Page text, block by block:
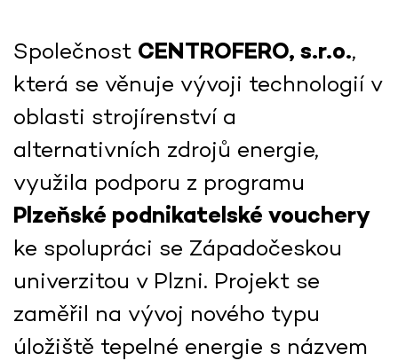
Společnost CENTROFERO, s.r.o.,
která se věnuje vývoji technologií v
oblasti strojírenství a
alternativních zdrojů energie,
využila podporu z programu
Plzeňské podnikatelské vouchery
ke spolupráci se Západočeskou
univerzitou v Plzni. Projekt se
zaměřil na vývoj nového typu
úložiště tepelné energie s názvem